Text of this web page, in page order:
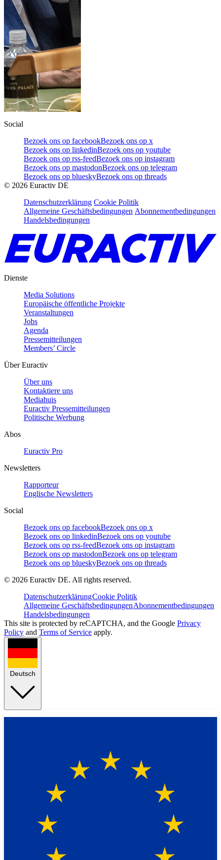
Social
Bezoek ons op facebookBezoek ons op x
Bezoek ons op linkedinBezoek ons op youtube
Bezoek ons op rss-feedBezoek ons op instagram
Bezoek ons op mastodonBezoek ons op telegram
Bezoek ons op blueskyBezoek ons op threads
© 2026 Euractiv DE
Datenschutzerklärung Cookie Politik
Allgemeine Geschäftsbedingungen Abonnementbedingungen
Handelsbedingungen
Dienste
Media Solutions
Europäische öffentliche Projekte
Veranstaltungen
Jobs
Agenda
Pressemitteilungen
Members’ Circle
Über Euractiv
Über uns
Kontaktiere uns
Mediahuis
Euractiv Pressemitteilungen
Politische Werbung
Abos
Euractiv Pro
Newsletters
Rapporteur
Englische Newsletters
Social
Bezoek ons op facebookBezoek ons op x
Bezoek ons op linkedinBezoek ons op youtube
Bezoek ons op rss-feedBezoek ons op instagram
Bezoek ons op mastodonBezoek ons op telegram
Bezoek ons op blueskyBezoek ons op threads
© 2026 Euractiv DE. All rights reserved.
DatenschutzerklärungCookie Politik
Allgemeine GeschäftsbedingungenAbonnementbedingungen
Handelsbedingungen
This site is protected by reCAPTCHA, and the Google Privacy
Policy and Terms of Service apply.
Deutsch